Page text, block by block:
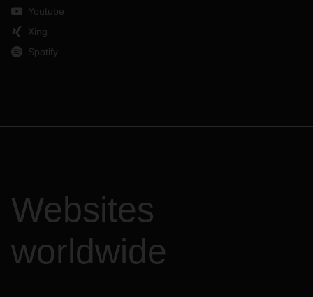
Youtube
Xing
Spotify
Websites
worldwide